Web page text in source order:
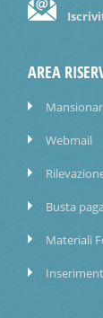
AREA
Webmail
Busta
Materiali